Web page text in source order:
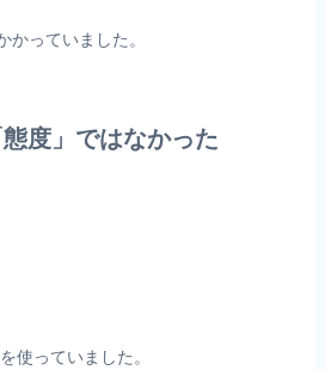
かっていました。
度」ではなかった
使っていました。